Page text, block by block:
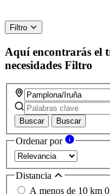
Filtro
Aquí encontrarás el
necesidades Filtro
Buscar Buscar
Ordenar por
Distancia
A menos de 10 km 0